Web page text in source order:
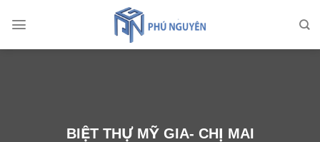
BIỆT THỰ MỸ GIA- CHỊ MAI